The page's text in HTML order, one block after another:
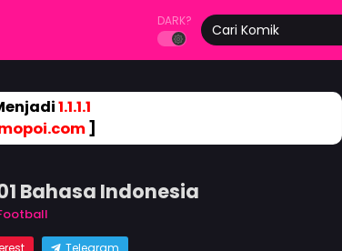
DARK?
1.1.1.1
]
Bahasa Indonesia
Telegram